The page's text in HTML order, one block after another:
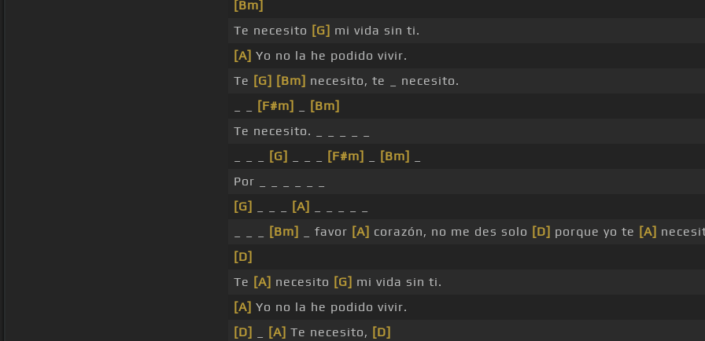
[Bm]
Te necesito [G] mi vida sin ti.
[A] Yo no la he podido vivir.
Te [G] [Bm] necesito, te _ necesito.
[F#m]
[Bm]
Te necesito. _ _ _ _ _
[G] [F#m] [Bm]
Por _ _ _ _ _ _
[G]
[A]
[Bm] _ favor [A] corazón, no me des solo [D] porque yo te [A]
[D]
Te [A] necesito [G] mi vida sin ti.
[A] Yo no la he podido vivir.
[D]
[A] Te necesito, [D]